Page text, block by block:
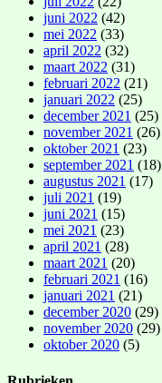
juni 2022 (42)
mei 2022 (33)
april 2022 (32)
maart 2022 (31)
februari 2022 (21)
januari 2022 (25)
december 2021 (25)
november 2021 (26)
oktober 2021 (23)
september 2021 (18)
augustus 2021 (17)
juli 2021 (19)
juni 2021 (15)
mei 2021 (23)
april 2021 (28)
maart 2021 (20)
februari 2021 (16)
januari 2021 (21)
december 2020 (29)
november 2020 (29)
oktober 2020 (5)